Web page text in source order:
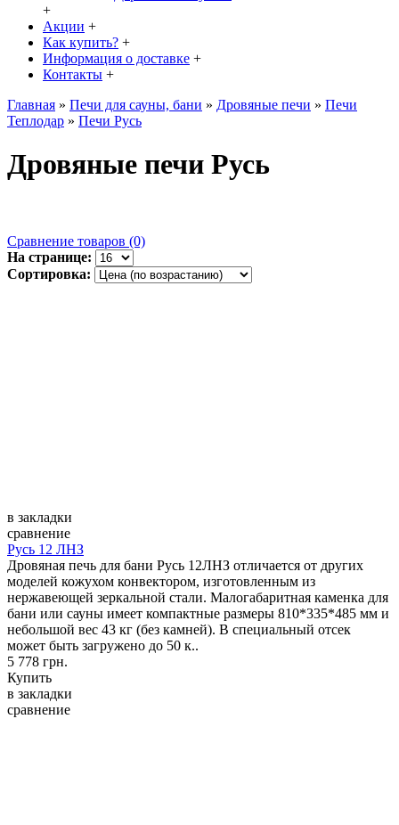
+
Акции +
Как купить? +
Информация о доставке +
Контакты +
Главная » Печи для сауны, бани » Дровяные печи » Печи
Теплодар » Печи Русь
Дровяные печи Русь
Сравнение товаров (0)
На странице:
Сортировка:
в закладки
сравнение
Русь 12 ЛНЗ
Дровяная печь для бани Русь 12ЛНЗ отличается от других
моделей кожухом конвектором, изготовленным из
нержавеющей зеркальной стали. Малогабаритная каменка для
бани или сауны имеет компактные размеры 810*335*485 мм и
небольшой вес 43 кг (без камней). В специальный отсек
может быть загружено до 50 к..
5 778 грн.
Купить
в закладки
сравнение